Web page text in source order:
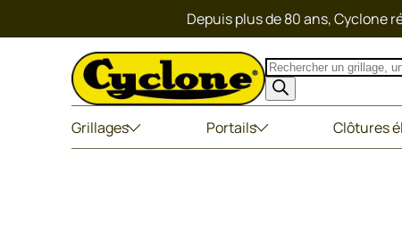
Depuis plus de 80 ans, Cyclone
Recherche
de
produits
Grillages Portails Clôtures